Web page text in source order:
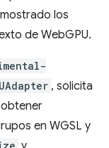
los
de WebGPU.
, solicita
en WGSL y